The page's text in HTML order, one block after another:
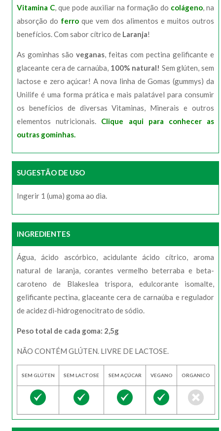
Vitamina C, que pode auxiliar na formação do colágeno, na
absorção do ferro que vem dos alimentos e muitos outros
benefícios. Com sabor cítrico de Laranja!
As gominhas são veganas, feitas com pectina gelificante e
glaceante cera de carnaúba, 100% natural! Sem glúten, sem
lactose e zero açúcar! A nova linha de Gomas (gummys) da
Unilife é uma forma prática e mais palatável para consumir
os benefícios de diversas Vitaminas, Minerais e outros
elementos nutricionais. Clique aqui para conhecer as
outras gominhas.
SUGESTÃO DE USO
Ingerir 1 (uma) goma ao dia.
INGREDIENTES
Água, ácido ascórbico, acidulante ácido cítrico, aroma
natural de laranja, corantes vermelho beterraba e beta-
caroteno de Blakeslea trispora, edulcorante isomalte,
gelificante pectina, glaceante cera de carnaúba e regulador
de acidez di-hidrogenocitrato de sódio.
Peso total de cada goma: 2,5g
NÃO CONTÉM GLÚTEN. LIVRE DE LACTOSE.
SEM GLÚTEN SEM LACTOSE SEM AÇÚCAR VEGANO ORGANICO